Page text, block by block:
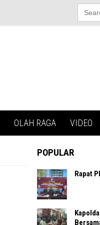
for:
OLAH RAGA VIDEO
POPULAR
Rapat